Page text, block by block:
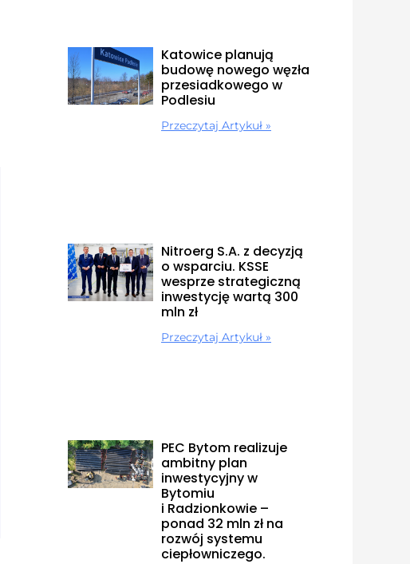
Katowice planują
budowę nowego węzła
przesiadkowego w
Podlesiu
Przeczytaj Artykuł »
Nitroerg S.A. z decyzją
o wsparciu. KSSE
wesprze strategiczną
inwestycję wartą 300
mln zł
Przeczytaj Artykuł »
PEC Bytom realizuje
ambitny plan
inwestycyjny w
Bytomiu
i Radzionkowie –
ponad 32 mln zł na
rozwój systemu
ciepłowniczego.